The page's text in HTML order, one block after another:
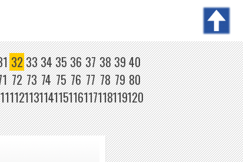
3233343536 37 383940
72 73 74 75 76 77 78 79 80
112113114115116117118119120